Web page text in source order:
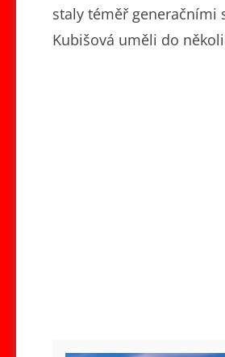
staly téměř generačními
Kubišová uměli do